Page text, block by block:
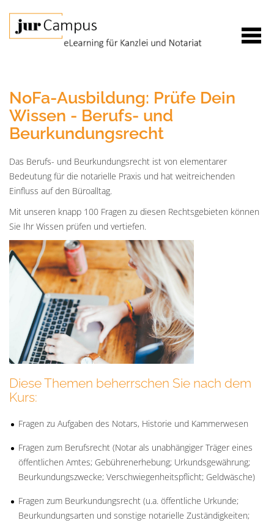
NoFa-Ausbildung: Prüfe Dein
Wissen - Berufs- und
Beurkundungsrecht
Das Berufs- und Beurkundungsrecht ist von elementarer
Bedeutung für die notarielle Praxis und hat weitreichenden
Einfluss auf den Büroalltag.
Mit unseren knapp 100 Fragen zu diesen Rechtsgebieten können
Sie Ihr Wissen prüfen und vertiefen.
Diese Themen beherrschen Sie nach dem
Kurs:
Fragen zu Aufgaben des Notars, Historie und Kammerwesen
Fragen zum Berufsrecht (Notar als unabhängiger Träger eines
öffentlichen Amtes; Gebührenerhebung; Urkundsgewährung;
Beurkundungszwecke; Verschwiegenheitspflicht; Geldwäsche)
Fragen zum Beurkundungsrecht (u.a. öffentliche Urkunde;
Beurkundungsarten und sonstige notarielle Zuständigkeiten;